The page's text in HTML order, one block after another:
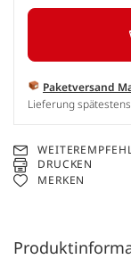
Paketversand
Lieferung
DRUCKEN
MERKEN